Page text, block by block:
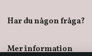
Har du någon fråga?
Mer information